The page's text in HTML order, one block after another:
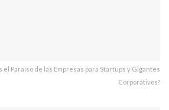
el Paraíso de las Empresas para Startups y Gigantes
Corporativos?